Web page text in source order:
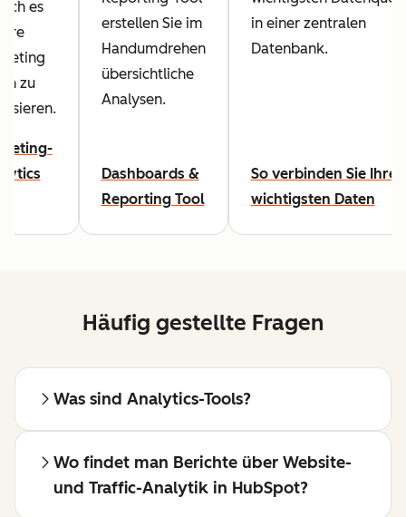
es
zu
erstellen Sie im
Handumdrehen
übersichtliche
Analysen.
Dashboards &
Reporting Tool
in einer zentralen
Datenbank.
So verbinden Sie Ihre
wichtigsten Daten
Häufig gestellte Fragen
Was sind Analytics-Tools?
Wo findet man Berichte über Website-
und Traffic-Analytik in HubSpot?